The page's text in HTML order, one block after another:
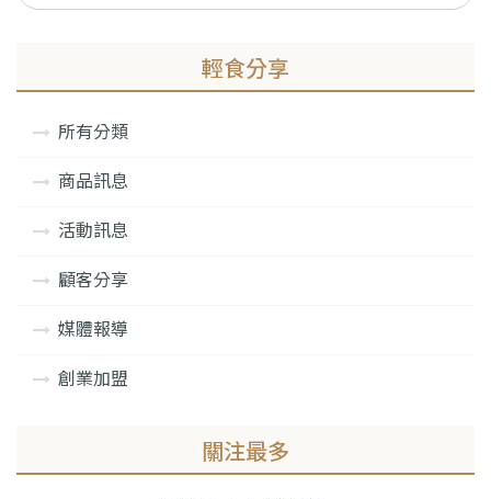
輕食分享
所有分類
商品訊息
活動訊息
顧客分享
媒體報導
創業加盟
關注最多